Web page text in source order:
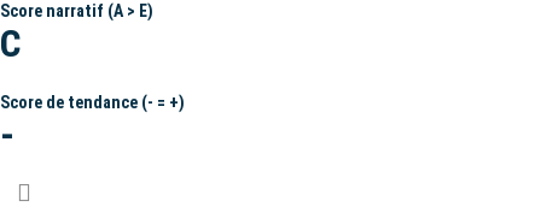
Score narratif (A > E)
C
Score de tendance (- = +)
-